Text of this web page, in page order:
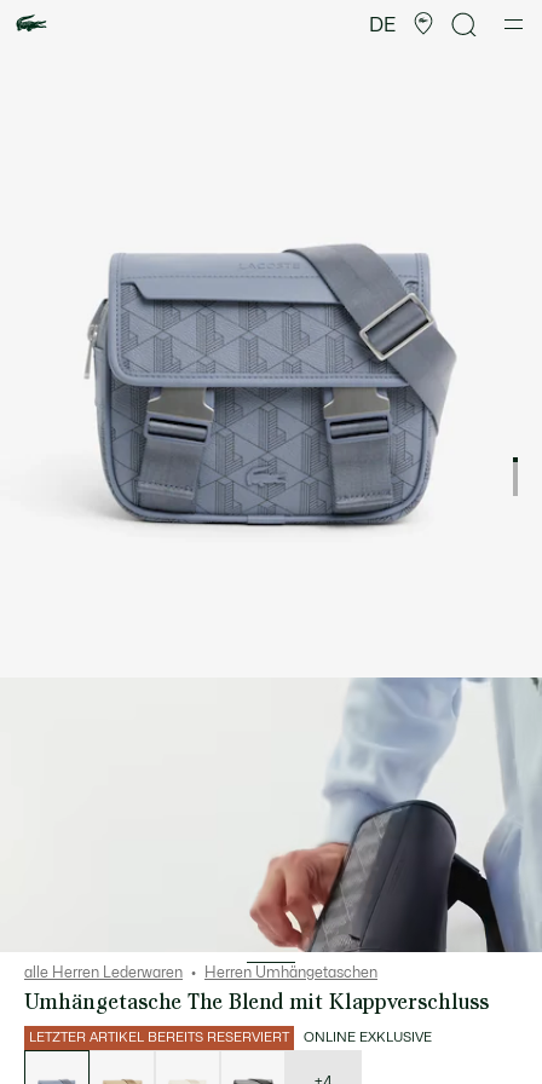
DE
alle Herren Lederwaren Herren Umhängetaschen
Umhängetasche The Blend mit Klappverschluss
LETZTER ARTIKEL BEREITS RESERVIERT ONLINE EXKLUSIVE
Varianten